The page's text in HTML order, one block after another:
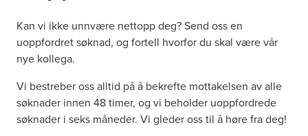
Kan vi ikke unnvære nettopp deg? Send oss en
uoppfordret søknad, og fortell hvorfor du skal være vår
nye kollega.
Vi bestreber oss alltid på å bekrefte mottakelsen av alle
søknader innen 48 timer, og vi beholder uoppfordrede
søknader i seks måneder. Vi gleder oss til å høre fra deg!